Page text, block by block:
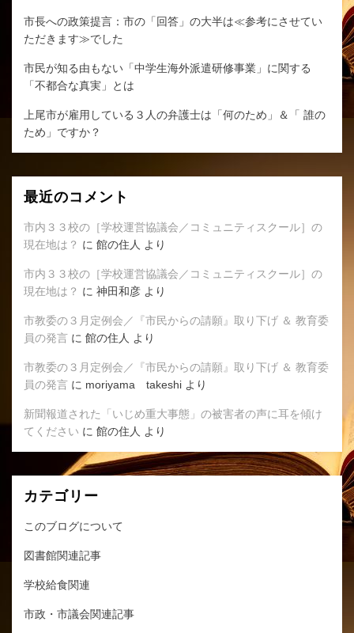
市長への政策提言：市の「回答」の大半は≪参考にさせてい
ただきます≫でした
市民が知る由もない「中学生海外派遣研修事業」に関する
「不都合な真実」とは
上尾市が雇用している３人の弁護士は「何のため」＆「 誰の
ため」ですか？
最近のコメント
市内３３校の［学校運営協議会／コミュニティスクール］の
現在地は？ に 館の住人 より
市内３３校の［学校運営協議会／コミュニティスクール］の
現在地は？ に 神田和彦 より
市教委の３月定例会／『市民からの請願』取り下げ ＆ 教育委
員の発言 に 館の住人 より
市教委の３月定例会／『市民からの請願』取り下げ ＆ 教育委
員の発言 に moriyama takeshi より
新聞報道された「いじめ重大事態」の被害者の声に耳を傾け
てください に 館の住人 より
カテゴリー
このブログについて
図書館関連記事
学校給食関連
市政・市議会関連記事